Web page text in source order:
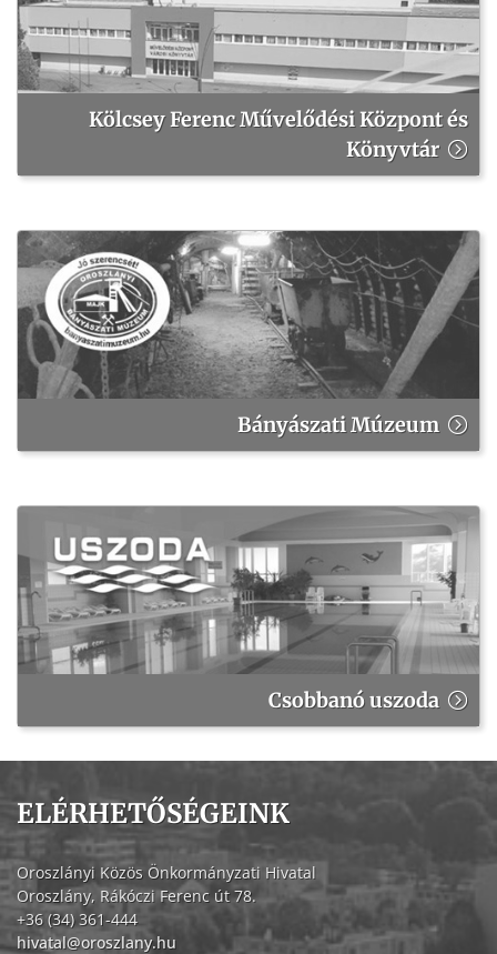
Kölcsey Ferenc Művelődési Központ és
Könyvtár
Bányászati Múzeum
Csobbanó uszoda
ELÉRHETŐSÉGEINK
Oroszlányi Közös Önkormányzati Hivatal
Oroszlány, Rákóczi Ferenc út 78.
+36 (34) 361-444
hivatal@oroszlany.hu